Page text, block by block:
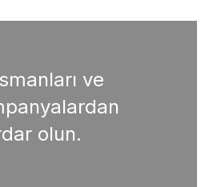
ve
olun.